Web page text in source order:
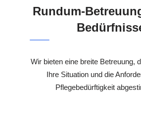
Rundum-
Wir bieten eine breite Betreuung,
Ihre Situation und die
Pflegebedürftigkeit